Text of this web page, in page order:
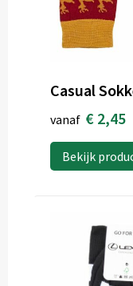
Casual
vanaf € 2,45
Bekijk